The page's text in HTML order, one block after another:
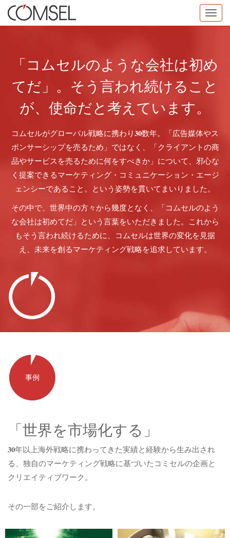
Toggle
「コムセルのような会社は初め
てだ」。 そう言われ続けること
が、使命だと考えています。
コムセルがグローバル戦略に携わり30数年。「広告媒体やス
ポンサーシップを売るため」ではなく、「クライアントの商
品やサービスを売るために何をすべきか」について、邪心な
く提案できるマーケティング・コミュニケーション・エージ
ェンシーであること。という姿勢を貫いてまいりました。
その中で、世界中の方々から幾度となく、「コムセルのよう
な会社は初めてだ」という言葉をいただきました。これから
もそう言われ続けるために、コムセルは世界の変化を見据
え、未来を創るマーケティング戦略を追求しています。
事例
「世界を市場化する」
30年以上海外戦略に携わってきた実績と経験から生み出され
る、独自のマーケティング戦略に基づいたコミセルの企画と
クリエイティブワーク。
その一部をご紹介します。